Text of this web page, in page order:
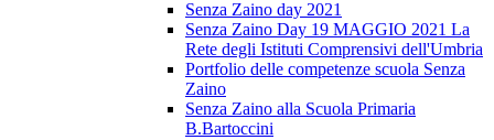
Senza Zaino day 2021
Senza Zaino Day 19 MAGGIO 2021 La
Rete degli Istituti Comprensivi dell'Umbria
Portfolio delle competenze scuola Senza
Zaino
Senza Zaino alla Scuola Primaria
B.Bartoccini